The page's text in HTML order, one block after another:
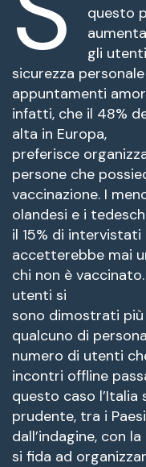
questo
gli
sicurezza
appuntamenti
infatti, che il 48%
alta in Europa,
preferisce
persone che
vaccinazione. I
olandesi e i
il 15% di
accetterebbe mai
chi non è
utenti si
sono dimostrati
qualcuno di
numero di utenti
incontri offline
questo caso l’Italia
prudente, tra i
dall’indagine, con
si fida ad